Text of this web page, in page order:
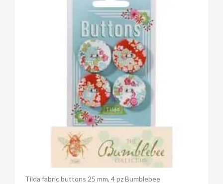
Anteprima
Tilda fabric buttons 25 mm, 4 pz Bumblebee